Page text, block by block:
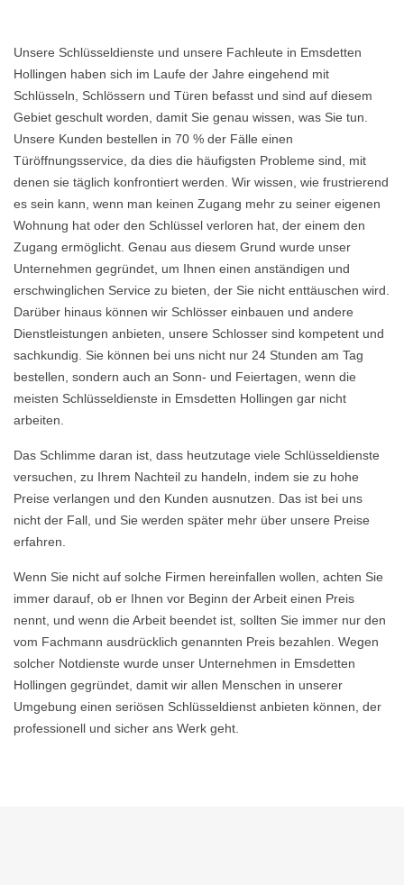
Unsere Schlüsseldienste und unsere Fachleute in Emsdetten
Hollingen haben sich im Laufe der Jahre eingehend mit
Schlüsseln, Schlössern und Türen befasst und sind auf diesem
Gebiet geschult worden, damit Sie genau wissen, was Sie tun.
Unsere Kunden bestellen in 70 % der Fälle einen
Türöffnungsservice, da dies die häufigsten Probleme sind, mit
denen sie täglich konfrontiert werden. Wir wissen, wie frustrierend
es sein kann, wenn man keinen Zugang mehr zu seiner eigenen
Wohnung hat oder den Schlüssel verloren hat, der einem den
Zugang ermöglicht. Genau aus diesem Grund wurde unser
Unternehmen gegründet, um Ihnen einen anständigen und
erschwinglichen Service zu bieten, der Sie nicht enttäuschen wird.
Darüber hinaus können wir Schlösser einbauen und andere
Dienstleistungen anbieten, unsere Schlosser sind kompetent und
sachkundig. Sie können bei uns nicht nur 24 Stunden am Tag
bestellen, sondern auch an Sonn- und Feiertagen, wenn die
meisten Schlüsseldienste in Emsdetten Hollingen gar nicht
arbeiten.
Das Schlimme daran ist, dass heutzutage viele Schlüsseldienste
versuchen, zu Ihrem Nachteil zu handeln, indem sie zu hohe
Preise verlangen und den Kunden ausnutzen. Das ist bei uns
nicht der Fall, und Sie werden später mehr über unsere Preise
erfahren.
Wenn Sie nicht auf solche Firmen hereinfallen wollen, achten Sie
immer darauf, ob er Ihnen vor Beginn der Arbeit einen Preis
nennt, und wenn die Arbeit beendet ist, sollten Sie immer nur den
vom Fachmann ausdrücklich genannten Preis bezahlen. Wegen
solcher Notdienste wurde unser Unternehmen in Emsdetten
Hollingen gegründet, damit wir allen Menschen in unserer
Umgebung einen seriösen Schlüsseldienst anbieten können, der
professionell und sicher ans Werk geht.